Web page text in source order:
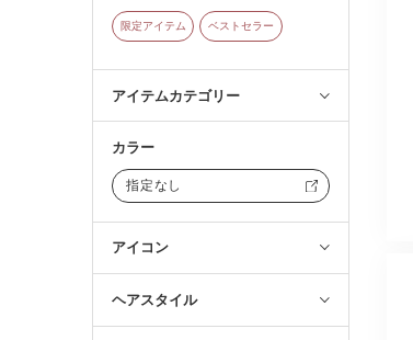
限定アイテム ベストセラー
アイテムカテゴリー
カラー
指定なし
アイコン
ヘアスタイル